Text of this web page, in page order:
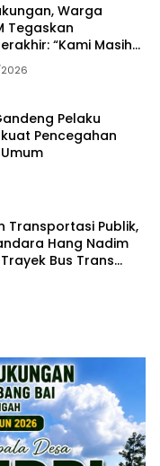
Warga
Tegaskan
“Kami Masih
Pelaku
Pencegahan
Transportasi Publik,
Hang Nadim
Bus Trans